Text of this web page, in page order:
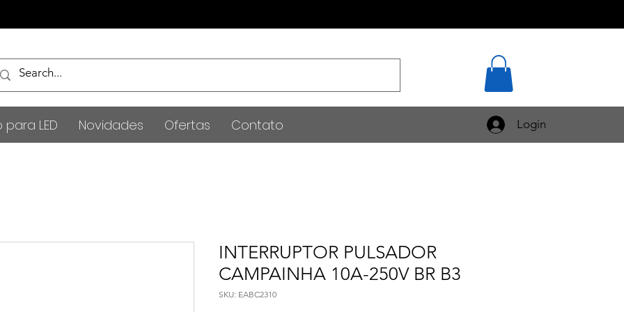
LED Novidades Ofertas Contato Login
INTERRUPTOR PULSADOR
CAMPAINHA 10A-250V BR B3
SKU: EABC2310